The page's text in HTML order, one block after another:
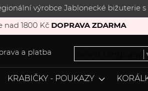
výrobce Jablonecké
nad 1800 Kč DOPRAVA ZDARMA
a platba
KRABIČKY - POUKAZY